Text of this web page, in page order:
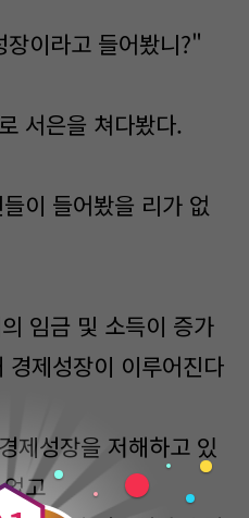
이라고 들어봤니?"
서은을 쳐다봤다.
이 들어봤을 리가 없
임금 및 소득이 증가
제성장이 이루어진다
제성장을 저해하고 있
고
0